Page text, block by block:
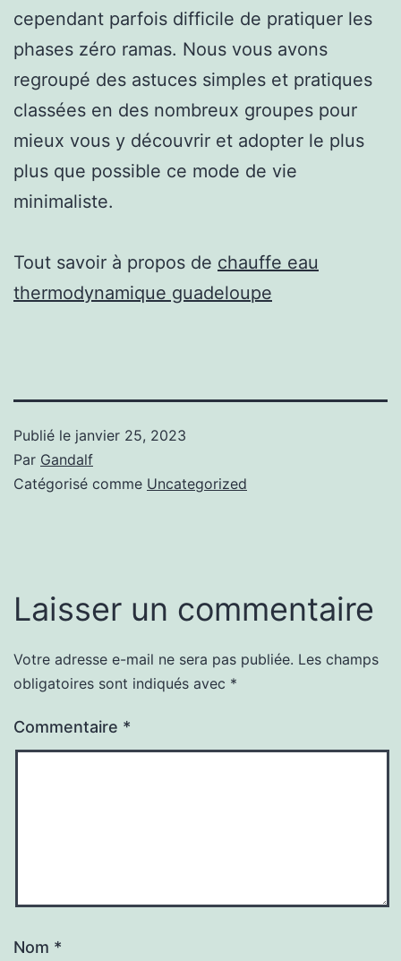
cependant parfois difficile de pratiquer les
phases zéro ramas. Nous vous avons
regroupé des astuces simples et pratiques
classées en des nombreux groupes pour
mieux vous y découvrir et adopter le plus
plus que possible ce mode de vie
minimaliste.
Tout savoir à propos de chauffe eau
thermodynamique guadeloupe
Publié le janvier 25, 2023
Par Gandalf
Catégorisé comme Uncategorized
Laisser un commentaire
Votre adresse e-mail ne sera pas publiée. Les champs
obligatoires sont indiqués avec *
Commentaire *
Nom *